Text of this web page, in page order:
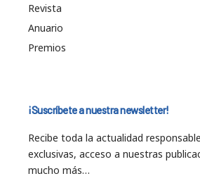
Revista
Anuario
Premios
¡Suscríbete a nuestra newsletter!
Recibe toda la actualidad
exclusivas, acceso a nuestras
mucho más…